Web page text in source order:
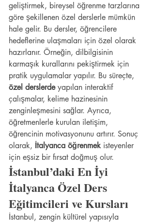
geliştirmek, bireysel öğrenme tarzlarına
göre şekillenen özel derslerle mümkün
hale gelir. Bu dersler, öğrencilere
hedeflerine ulaşmaları için özel olarak
hazırlanır. Örneğin, dilbilgisinin
karmaşık kurallarını pekiştirmek için
pratik uygulamalar yapılır. Bu süreçte,
özel derslerde yapılan interaktif
çalışmalar, kelime hazinesinin
zenginleşmesini sağlar. Ayrıca,
öğretmenlerle kurulan iletişim,
öğrencinin motivasyonunu artırır. Sonuç
olarak, İtalyanca öğrenmek isteyenler
için eşsiz bir fırsat doğmuş olur.
İstanbul’daki En İyi
İtalyanca Özel Ders
Eğitimcileri ve Kursları
İstanbul, zengin kültürel yapısıyla